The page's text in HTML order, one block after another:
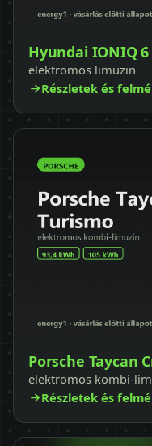
Hyundai IONIQ 6
elektromos limuzin
Részletek és
Porsche Taycan
elektromos kombi-
Részletek és